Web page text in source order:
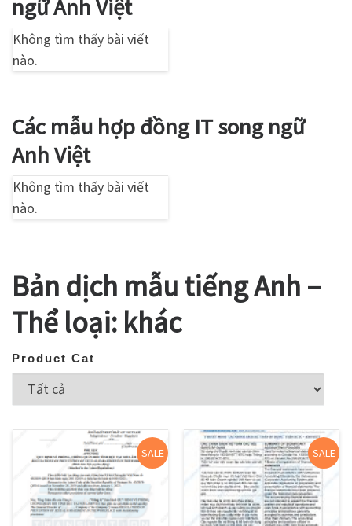
ngữ Anh Việt
Không tìm thấy bài viết
nào.
Các mẫu hợp đồng IT song ngữ
Anh Việt
Không tìm thấy bài viết
nào.
Bản dịch mẫu tiếng Anh –
Thể loại: khác
Product Cat
SALE SALE